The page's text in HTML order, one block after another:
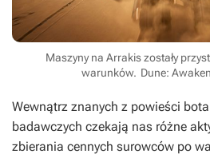
Maszyny na Arrakis zostały
warunków. Dune:
Wewnątrz znanych z powieści
badawczych czekają nas różne
zbierania cennych surowców po